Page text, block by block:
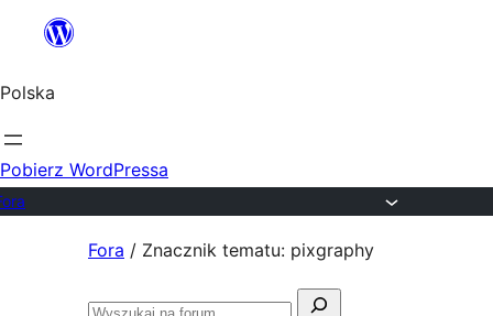
Przejdź
treści
Polska
Pobierz WordPressa
Fora / Znacznik tematu: pixgraphy
Szukaj: